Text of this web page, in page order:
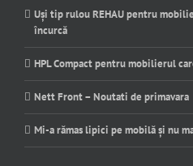
Uși tip rulou REHAU pentru
încurcă
HPL Compact pentru mobilierul
Nett Front – Noutati de primavara
Mi-a rămas lipici pe mobilă și nu